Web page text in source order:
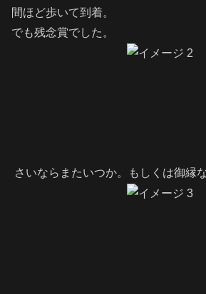
間ほど歩いて到着。
でも残念賞でした。
さいならまたいつか。もしくは御縁